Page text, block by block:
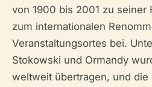
von 1900 bis 2001 zu seiner
zum internationalen
Veranstaltungsortes bei.
Stokowski und Ormandy
weltweit übertragen, und die